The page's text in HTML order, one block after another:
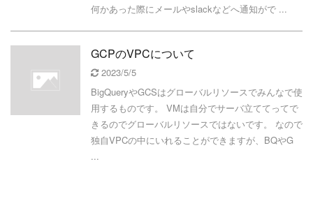
何かあった際にメールやslackなどへ通知がで ...
GCPのVPCについて
2023/5/5
BigQueryやGCSはグローバルリソースでみんなで使
用するものです。 VMは自分でサーバ立ててってで
きるのでグローバルリソースではないです。 なので
独自VPCの中にいれることができますが、BQやG
...